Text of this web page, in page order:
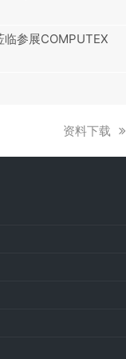
参展COMPUTEX
下
资料下载